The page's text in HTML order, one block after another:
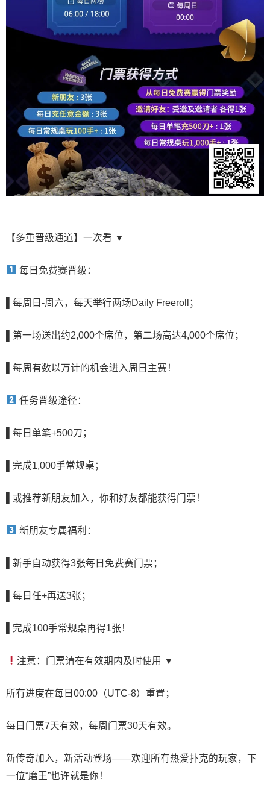
【多重晋级通道】一次看 ▼
每日免费赛晋级：
每周日-周六，每天举行两场Daily Freeroll；
第一场送出约2,000个席位，第二场高达4,000个席位；
每周有数以万计的机会进入周日主赛！
任务晋级途径：
每日单笔+500刀；
完成1,000手常规桌；
或推荐新朋友加入，你和好友都能获得门票！
新朋友专属福利：
新手自动获得3张每日免费赛门票；
每日任+再送3张；
完成100手常规桌再得1张！
注意：门票请在有效期内及时使用 ▼
所有进度在每日00:00（UTC-8）重置；
每日门票7天有效，每周门票30天有效。
新传奇加入，新活动登场——欢迎所有热爱扑克的玩家，下
一位“磨王”也许就是你！